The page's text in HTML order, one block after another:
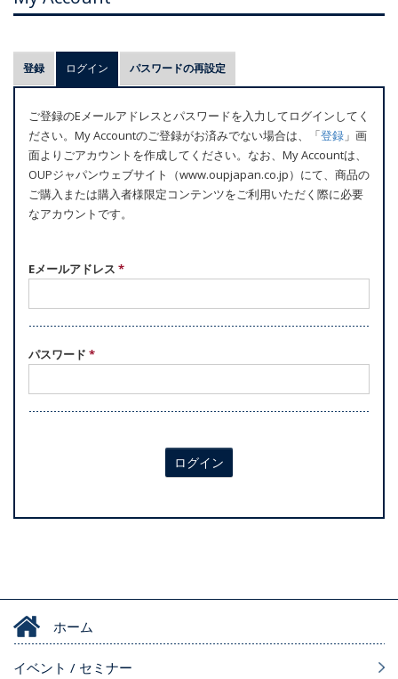
プ
ラ
マ
リ
ー
タ
ブ
登録 ログイン (アクティブなタブ)
パスワードの再設定
ご登録のEメールアドレスとパスワードを入力してログインしてく
ださい。My Accountのご登録がお済みでない場合は、「登録 」画
面よりごアカウントを作成してください。なお、My Accountは、
OUPジャパンウェブサイト（www.oupjapan.co.jp）にて、商品の
ご購入または購入者様限定コンテンツをご利用いただく際に必要
なアカウントです。
Eメールアドレス *
パスワード *
ログイン
ホーム
イベント / セミナー